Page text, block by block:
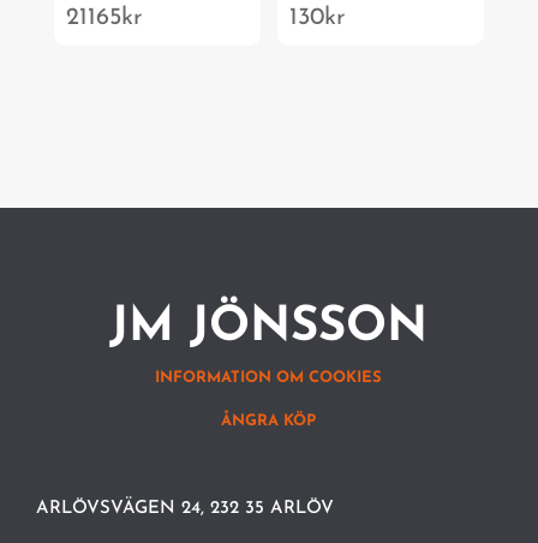
21165kr 130kr
JM JÖNSSON
INFORMATION OM COOKIES
ÅNGRA KÖP
ARLÖVSVÄGEN 24, 232 35 ARLÖV